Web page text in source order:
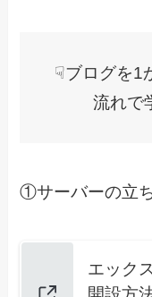
☟ブログを1
流れで
①サーバーの立
エック